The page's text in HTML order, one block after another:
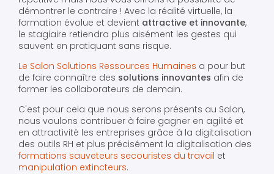
démontrer le contraire ! Avec la réalité virtuelle, la
formation évolue et devient attractive et innovante,
le stagiaire retiendra plus aisément les gestes qui
sauvent en pratiquant sans risque.
Le Salon Solutions Ressources Humaines a pour but
de faire connaître des solutions innovantes afin de
former les collaborateurs de demain.
C'est pour cela que nous serons présents au Salon,
nous voulons contribuer à faire gagner en agilité et
en attractivité les entreprises grâce à la digitalisation
des outils RH et plus précisément la digitalisation des
formations sauveteurs secouristes du travail et
manipulation extincteurs.